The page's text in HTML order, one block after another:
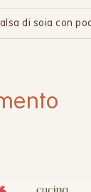
di soia con